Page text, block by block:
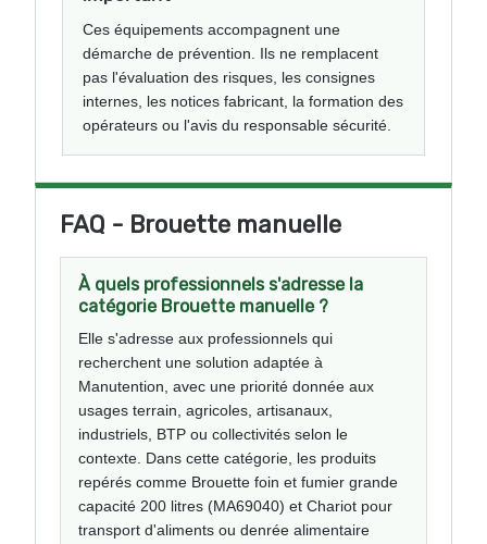
Ces équipements accompagnent une
démarche de prévention. Ils ne remplacent
pas l'évaluation des risques, les consignes
internes, les notices fabricant, la formation des
opérateurs ou l'avis du responsable sécurité.
FAQ - Brouette manuelle
À quels professionnels s'adresse la
catégorie Brouette manuelle ?
Elle s'adresse aux professionnels qui
recherchent une solution adaptée à
Manutention, avec une priorité donnée aux
usages terrain, agricoles, artisanaux,
industriels, BTP ou collectivités selon le
contexte. Dans cette catégorie, les produits
repérés comme Brouette foin et fumier grande
capacité 200 litres (MA69040) et Chariot pour
transport d'aliments ou denrée alimentaire